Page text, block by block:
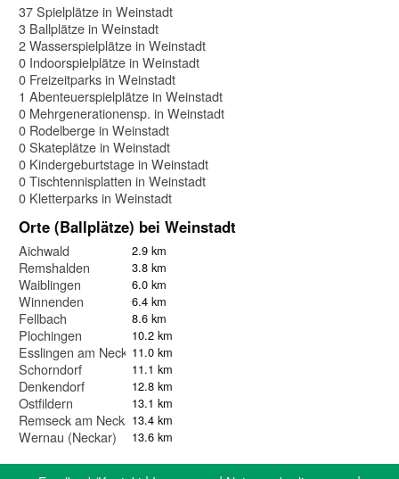
37 Spielplätze in Weinstadt
3 Ballplätze in Weinstadt
2 Wasserspielplätze in Weinstadt
0 Indoorspielplätze in Weinstadt
0 Freizeitparks in Weinstadt
1 Abenteuerspielplätze in Weinstadt
0 Mehrgenerationensp. in Weinstadt
0 Rodelberge in Weinstadt
0 Skateplätze in Weinstadt
0 Kindergeburtstage in Weinstadt
0 Tischtennisplatten in Weinstadt
0 Kletterparks in Weinstadt
Orte (Ballplätze) bei Weinstadt
Aichwald 2.9 km
Remshalden 3.8 km
Waiblingen 6.0 km
Winnenden 6.4 km
Fellbach 8.6 km
Plochingen 10.2 km
Esslingen am Neckar11.0 km
Schorndorf 11.1 km
Denkendorf 12.8 km
Ostfildern 13.1 km
Remseck am Neckar13.4 km
Wernau (Neckar) 13.6 km